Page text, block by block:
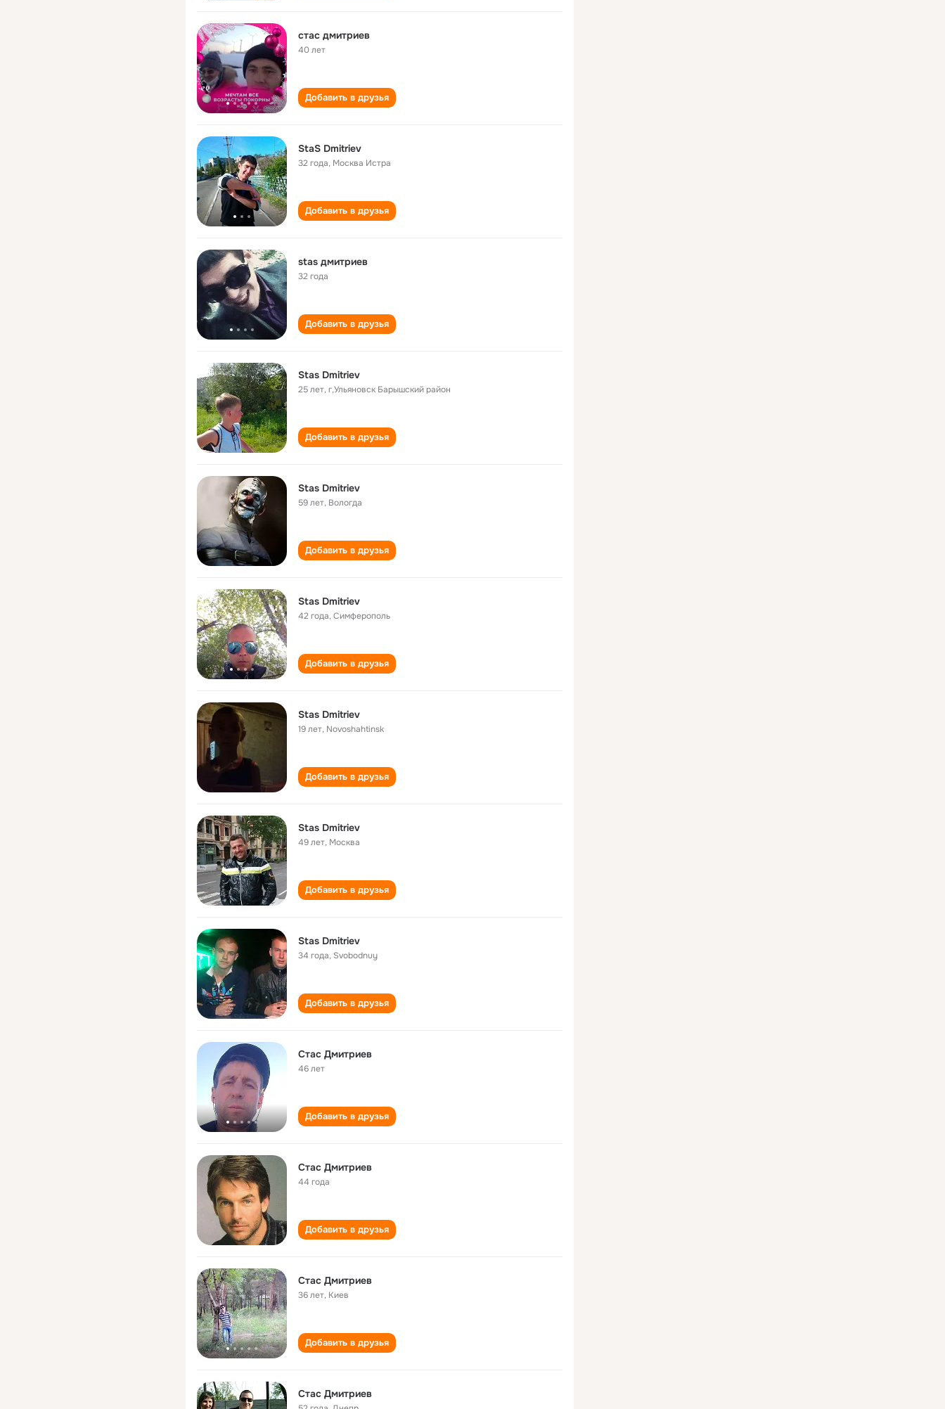
стас дмитриев
40 лет
Добавить в друзья
StaS Dmitriev
32 года, Москва Истра
Добавить в друзья
stas дмитриев
32 года
Добавить в друзья
Stas Dmitriev
25 лет,г,Ульяновск Барышский район
Добавить в друзья
Stas Dmitriev
59 лет, Вологда
Добавить в друзья
Stas Dmitriev
42 года,Симферополь
Добавить в друзья
Stas Dmitriev
19 лет, Novoshahtinsk
Добавить в друзья
Stas Dmitriev
49 лет, Москва
Добавить в друзья
Stas Dmitriev
34 года, Svobodnuy
Добавить в друзья
Стас Дмитриев
46 лет
Добавить в друзья
Стас Дмитриев
44 года
Добавить в друзья
Стас Дмитриев
36 лет, Киев
Добавить в друзья
Стас Дмитриев